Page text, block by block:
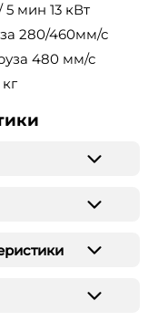
мин 13 кВт
280/460мм/с
480 мм/с